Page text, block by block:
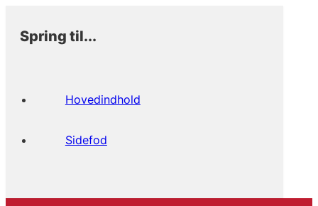
Spring til...
Hovedindhold
Sidefod